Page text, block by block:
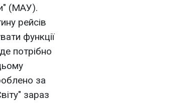
(МАУ).
рейсів
функції
потрібно
за
зараз